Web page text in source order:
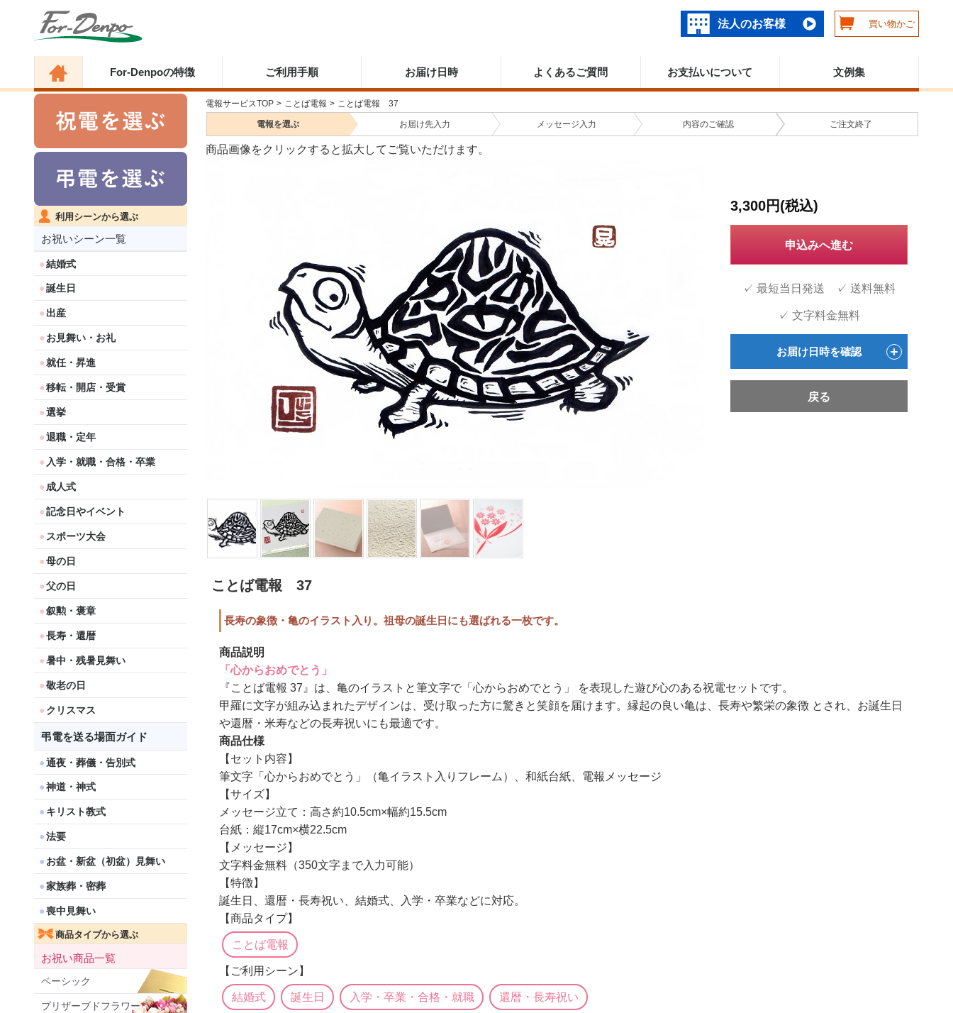
法人のお客様 買い物かご
For-Denpoの特徴 ご利用手順 お届け日時 よくあるご質問 お支払いについて 文例集
利用シーンから選ぶ
お祝いシーン一覧
結婚式
誕生日
出産
お見舞い・お礼
就任・昇進
移転・開店・受賞
選挙
退職・定年
入学・就職・合格・卒業
成人式
記念日やイベント
スポーツ大会
母の日
父の日
叙勲・褒章
長寿・還暦
暑中・残暑見舞い
敬老の日
クリスマス
弔電を送る場面ガイド
通夜・葬儀・告別式
神道・神式
キリスト教式
法要
お盆・新盆（初盆）見舞い
家族葬・密葬
喪中見舞い
商品タイプから選ぶ
お祝い商品一覧
ベーシック
プリザーブドフラワー
電報サービスTOP > ことば電報 > ことば電報 37
電報を選ぶ お届け先入力 メッセージ 入力 内容の ご確認 ご注文終了
商品画像をクリックすると拡大してご覧いただけます。
ことば電報 37
長寿の象徴・亀のイラスト入り。祖母の誕生日にも選ばれる一枚です。
商品説明
「心からおめでとう」
『ことば電報 37』は、亀のイラストと筆文字で「心からおめでとう」 を表現した遊び心のある祝電セットです。
甲羅に文字が組み込まれたデザインは、受け取った方に驚きと笑顔を届けます。縁起の良い亀は、長寿や繁栄の象徴 とされ、お誕生日
や還暦・米寿などの長寿祝いにも最適です。
商品仕様
【セット内容】
筆文字「心からおめでとう」（亀イラスト入りフレーム）、和紙台紙、電報メッセージ
【サイズ】
メッセージ立て：高さ約10.5cm×幅約15.5cm
台紙：縦17cm×横22.5cm
【メッセージ】
文字料金無料（350文字まで入力可能）
【特徴】
誕生日、還暦・長寿祝い、結婚式、入学・卒業などに対応。
【商品タイプ】
ことば電報
【ご利用シーン】
結婚式 誕生日 入学・卒業・合格・就職 還暦・長寿祝い
3,300円(税込)
申込みへ進む
✓ 最短当日発送 ✓ 送料無料
✓ 文字料金無料
お届け日時を確認
戻る